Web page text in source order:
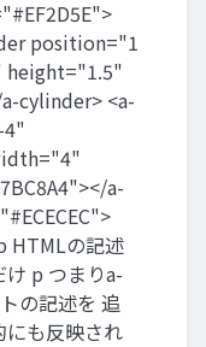
position="1
height="1.5"
cylinder> <a-
4"
a-
HTMLの記述
p つまりa-
の記述を 追
も反映され